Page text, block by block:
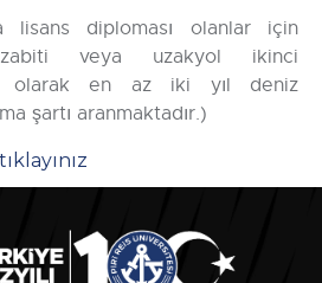
lisans diploması olanlar için
veya uzakyol ikinci
olarak en az iki yıl deniz
şartı aranmaktadır.)